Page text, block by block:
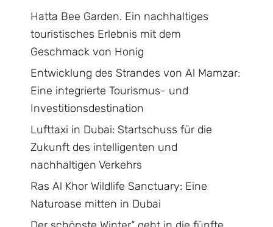
Hatta Bee Garden. Ein nachhaltiges
touristisches Erlebnis mit dem
Geschmack von Honig
Entwicklung des Strandes von Al Mamzar:
Eine integrierte Tourismus- und
Investitionsdestination
Lufttaxi in Dubai: Startschuss für die
Zukunft des intelligenten und
nachhaltigen Verkehrs
Ras Al Khor Wildlife Sanctuary: Eine
Naturoase mitten in Dubai